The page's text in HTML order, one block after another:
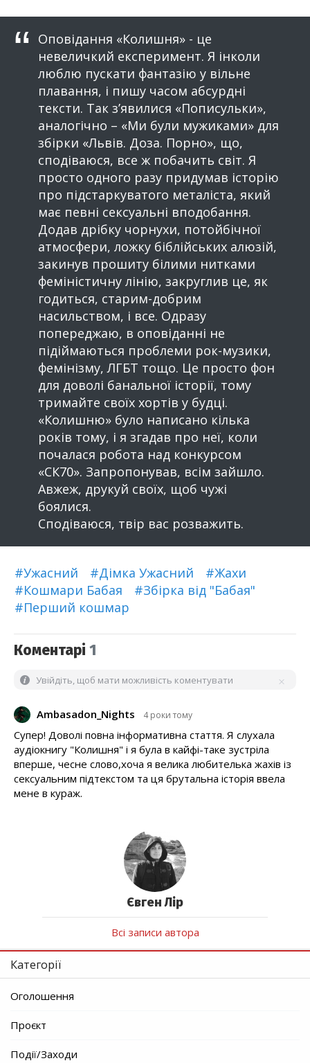
Оповідання «Колишня» - це
невеличкий експеримент. Я інколи
люблю пускати фантазію у вільне
плавання, і пишу часом абсурдні
тексти. Так з’явилися «Пописульки»,
аналогічно – «Ми були мужиками» для
збірки «Львів. Доза. Порно», що,
сподіваюся, все ж побачить світ. Я
просто одного разу придумав історію
про підстаркуватого металіста, який
має певні сексуальні вподобання.
Додав дрібку чорнухи, потойбічної
атмосфери, ложку біблійських алюзій,
закинув прошиту білими нитками
феміністичну лінію, закруглив це, як
годиться, старим-добрим
насильством, і все. Одразу
попереджаю, в оповіданні не
підіймаються проблеми рок-музики,
фемінізму, ЛГБТ тощо. Це просто фон
для доволі банальної історії, тому
тримайте своїх хортів у будці.
«Колишню» було написано кілька
років тому, і я згадав про неї, коли
почалася робота над конкурсом
«СК70». Запропонував, всім зайшло.
Авжеж, друкуй своїх, щоб чужі
боялися.
Сподіваюся, твір вас розважить.
#Ужасний #Дімка Ужасний
#Жахи
#Кошмари Бабая
#Збірка від "Бабая"
#Перший кошмар
Коментарі 1
Увійдіть, щоб мати можливість коментувати
Ambasadon_Nights 4 роки тому
Супер! Доволі повна інформативна стаття. Я слухала
аудіокнигу "Колишня" і я була в кайфі-таке зустріла
вперше, чесне слово,хоча я велика любителька жахів із
сексуальним підтекстом та ця брутальна історія ввела
мене в кураж.
Євген Лір
Всі записи автора
Категорії
Оголошення
Проєкт
Події/Заходи